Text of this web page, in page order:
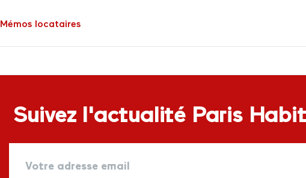
Mémos locataires
Suivez l'actualité Paris